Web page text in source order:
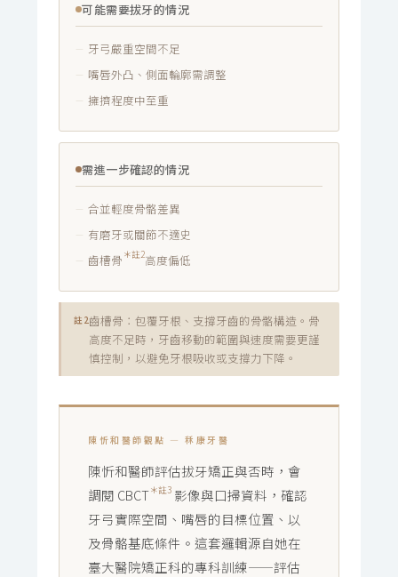
可能需要拔牙的情況
牙弓嚴重空間不足
嘴唇外凸、側面輪廓需調整
擁擠程度中至重
需進一步確認的情況
合並輕度骨骼差異
有磨牙或關節不適史
齒槽骨 ＊註2高度偏低
註2齒槽骨：包覆牙根、支撐牙齒的骨骼構造。骨
高度不足時，牙齒移動的範圍與速度需要更謹
慎控制，以避免牙根吸收或支撐力下降。
陳忻和醫師觀點 — 秝康牙醫
陳忻和醫師評估拔牙矯正與否時，會
調閱 CBCT＊註3 影像與口掃資料，確認
牙弓實際空間、嘴唇的目標位置、以
及骨骼基底條件。這套邏輯源自她在
臺大醫院矯正科的專科訓練——評估